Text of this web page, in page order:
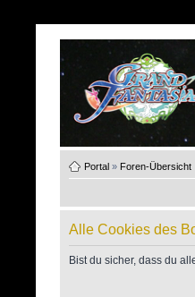
Portal » Foren-Übersicht
Alle Cookies des
Bist du sicher, dass du